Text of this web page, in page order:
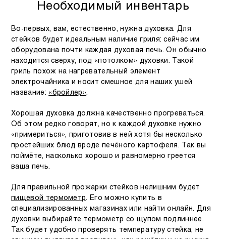
Необходимый инвентарь
Во-первых, вам, естественно, нужна духовка. Для
стейков будет идеальным наличие гриля: сейчас им
оборудована почти каждая духовая печь. Он обычно
находится сверху, под «потолком» духовки. Такой
гриль похож на нагревательный элемент
электрочайника и носит смешное для наших ушей
название: «бройлер».
Хорошая духовка должна качественно прогреваться.
Об этом редко говорят, но к каждой духовке нужно
«примериться», приготовив в ней хотя бы несколько
простейших блюд вроде печёного картофеля. Так вы
поймёте, насколько хорошо и равномерно греется
ваша печь.
Для правильной прожарки стейков нелишним будет
пищевой термометр. Его можно купить в
специализированных магазинах или найти онлайн. Для
духовки выбирайте термометр со щупом подлиннее.
Так будет удобно проверять температуру стейка, не